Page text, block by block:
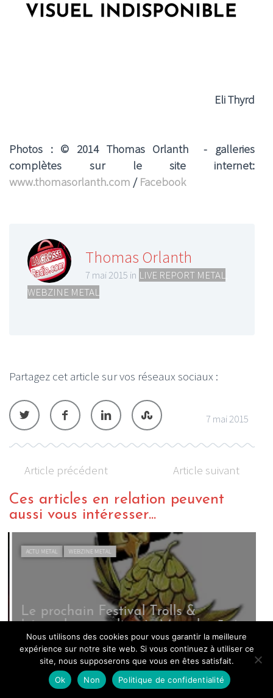
Eli Thyrd
Photos : © 2014 Thomas Orlanth - galleries
complètes sur le site internet:
www.thomasorlanth.com / Facebook
Thomas Orlanth
7 mai 2015 in LIVE REPORT METAL
WEBZINE METAL
Partagez cet article sur vos réseaux sociaux :
7 mai 2015
Article précédent Article suivant
Ces articles en relation peuvent
aussi vous intéresser...
ACTU METAL WEBZINE METAL
Le prochain Festival Trolls &
Légendes aura lieu à Mons les 3, 4
et 5 avril 2015
By Thomas Orlanth/ 27 mars 2015
Nous utilisons des cookies pour vous garantir la meilleure
expérience sur notre site web. Si vous continuez à utiliser ce
site, nous supposerons que vous en êtes satisfait.
Ok
Non Politique de confidentialité